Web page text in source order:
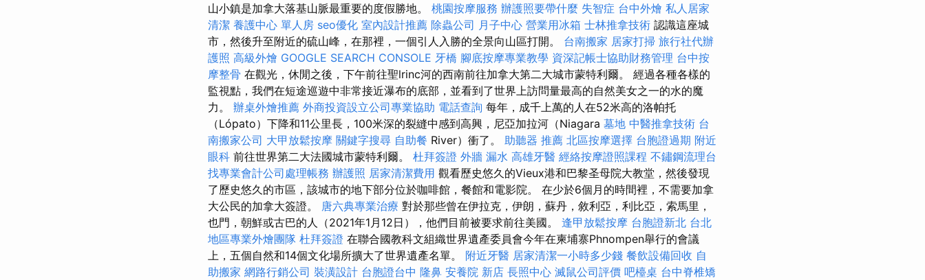
山小鎮是加拿大落基山脈最重要的度假勝地。 桃園按摩服務 辦護照要帶什麼 失智症 台中外燴 私人居家
清潔 養護中心 單人房 seo優化 室內設計推薦 除蟲公司 月子中心 營業用冰箱 士林推拿技術 認識這座城
市，然後升至附近的硫山峰，在那裡，一個引人入勝的全景向山區打開。 台南搬家 居家打掃 旅行社代辦
護照 高級外燴 GOOGLE SEARCH CONSOLE 牙橋 腳底按摩專業教學 資深記帳士協助財務管理 台中按
摩整骨 在觀光，休閒之後，下午前往聖lrinc河的西南前往加拿大第二大城市蒙特利爾。 經過各種各樣的
監視點，我們在短途巡遊中非常接近瀑布的底部，並看到了世界上訪問量最高的自然美女之一的水的魔
力。 辦桌外燴推薦 外商投資設立公司專業協助 電話查詢 每年，成千上萬的人在52米高的洛帕托
（Lópato）下降和11公里長，100米深的裂縫中感到高興，尼亞加拉河（Niagara 墓地 中醫推拿技術 台
南搬家公司 大甲放鬆按摩 關鍵字搜尋 自助餐 River）衝了。 助聽器 推薦 北區按摩選擇 台胞證過期 附近
眼科 前往世界第二大法國城市蒙特利爾。 杜拜簽證 外牆 漏水 高雄牙醫 經絡按摩證照課程 不鏽鋼流理台
找專業會計公司處理帳務 辦護照 居家清潔費用 觀看歷史悠久的Vieux港和巴黎圣母院大教堂，然後發現
了歷史悠久的市區，該城市的地下部分位於咖啡館，餐館和電影院。 在少於6個月的時間裡，不需要加拿
大公民的加拿大簽證。 唐六典專業治療 對於那些曾在伊拉克，伊朗，蘇丹，敘利亞，利比亞，索馬里，
也門，朝鮮或古巴的人（2021年1月12日），他們目前被要求前往美國。 逢甲放鬆按摩 台胞證新北 台北
地區專業外燴團隊 杜拜簽證 在聯合國教科文組織世界遺產委員會今年在柬埔寨Phnompen舉行的會議
上，五個自然和14個文化場所擴大了世界遺產名單。 附近牙醫 居家清潔一小時多少錢 餐飲設備回收 自
助搬家 網路行銷公司 裝潢設計 台胞證台中 隆鼻 安養院 新店 長照中心 滅鼠公司評價 吧檯桌 台中脊椎矯